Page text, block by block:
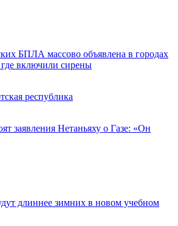
БПЛА массово объявлена в городах
включили сирены
республика
заявления Нетаньяху о Газе: «Он
длиннее зимних в новом учебном